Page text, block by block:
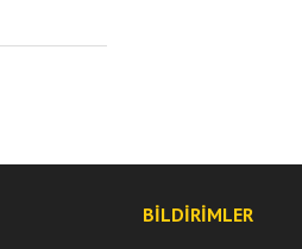
BILDIRIMLER